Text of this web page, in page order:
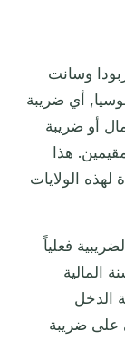
وسانت
أي ضريبة
أو ضريبة
هذا
لهذه الولايات
فعلياً
السنة المالية
الدخل
على ضريبة